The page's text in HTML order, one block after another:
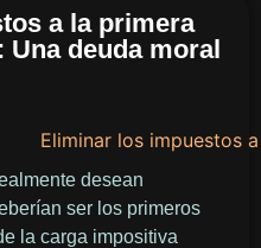
a la primera
Una deuda moral
desean
ser los primeros
la carga impositiva